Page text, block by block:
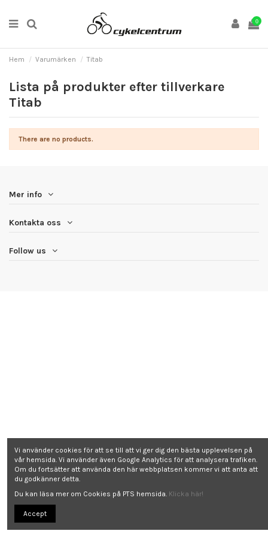
0
Hem Varumärken Titab
Lista på produkter efter tillverkare
Titab
There are no products.
Mer info
Kontakta oss
Follow us
Vi använder cookies för att se till att vi ger dig den bästa upplevelsen på
vår hemsida. Vi använder även Google Analytics för att analysera trafiken.
Om du fortsätter att använda den här webbplatsen kommer vi att anta att
du godkänner detta.
Du kan läsa mer om Cookies på PTS hemsida. Klicka här!
Accept